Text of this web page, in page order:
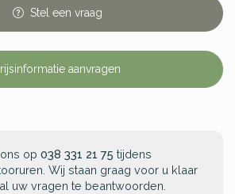
Stel een vraag
aanvragen
op 038 331 21 75 tijdens
Wij staan graag voor u klaar
uw vragen te beantwoorden.